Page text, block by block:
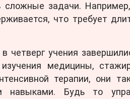
сложные задачи.
что требует
четверг учения
изучения медицины,
терапии, они
навыками. Будь то